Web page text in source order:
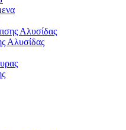
Αλυσίδας
Αλυσίδας